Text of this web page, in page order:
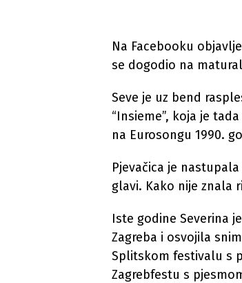
Na Facebooku
se dogodio na
Seve je uz bend
“Insieme”, koja je
na Eurosongu 1990.
Pjevačica je
glavi. Kako nije znala
Iste godine Severina
Zagreba i osvojila
Splitskom festivalu s
Zagrebfestu s